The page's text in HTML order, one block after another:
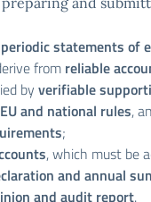
statements of
from reliable
by verifiable
and national rules,
;
, which must be
and annual
and audit report.